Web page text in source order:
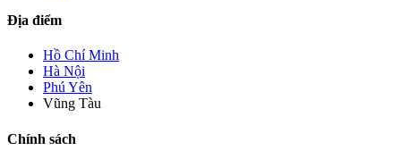
Địa điểm
Hồ Chí Minh
Hà Nội
Phú Yên
Vũng Tàu
Chính sách